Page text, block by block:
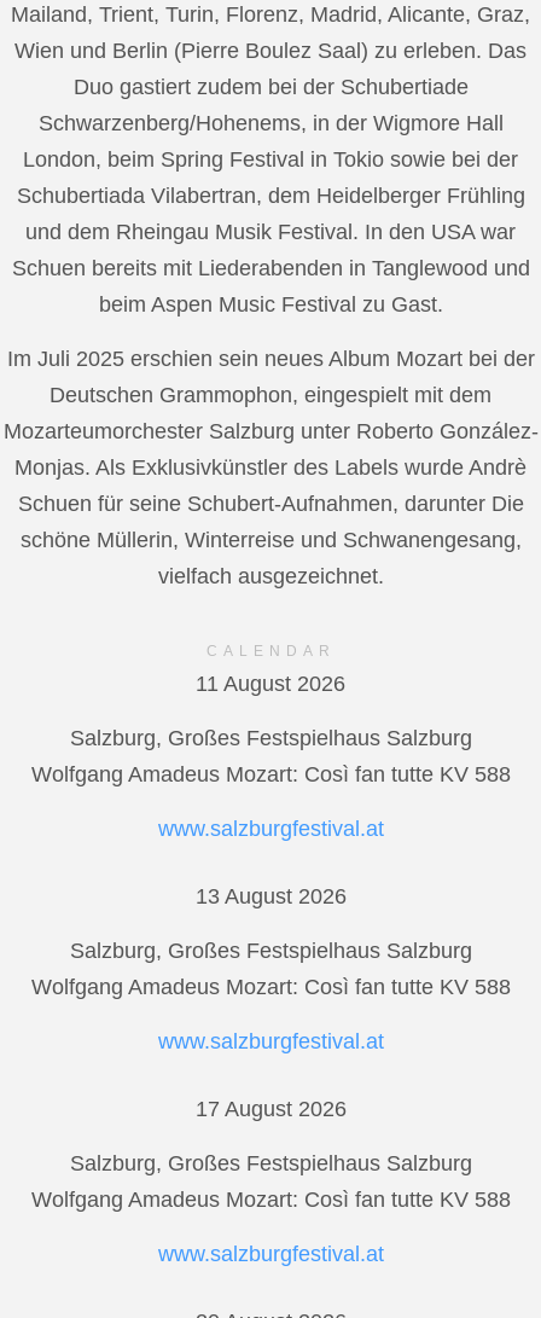
Mailand, Trient, Turin, Florenz, Madrid, Alicante, Graz,
Wien und Berlin (Pierre Boulez Saal) zu erleben. Das
Duo gastiert zudem bei der Schubertiade
Schwarzenberg/Hohenems, in der Wigmore Hall
London, beim Spring Festival in Tokio sowie bei der
Schubertiada Vilabertran, dem Heidelberger Frühling
und dem Rheingau Musik Festival. In den USA war
Schuen bereits mit Liederabenden in Tanglewood und
beim Aspen Music Festival zu Gast.
Im Juli 2025 erschien sein neues Album Mozart bei der
Deutschen Grammophon, eingespielt mit dem
Mozarteumorchester Salzburg unter Roberto González-
Monjas. Als Exklusivkünstler des Labels wurde Andrè
Schuen für seine Schubert-Aufnahmen, darunter Die
schöne Müllerin, Winterreise und Schwanengesang,
vielfach ausgezeichnet.
CALENDAR
11 August 2026
Salzburg, Großes Festspielhaus Salzburg
Wolfgang Amadeus Mozart: Così fan tutte KV 588
www.salzburgfestival.at
13 August 2026
Salzburg, Großes Festspielhaus Salzburg
Wolfgang Amadeus Mozart: Così fan tutte KV 588
www.salzburgfestival.at
17 August 2026
Salzburg, Großes Festspielhaus Salzburg
Wolfgang Amadeus Mozart: Così fan tutte KV 588
www.salzburgfestival.at